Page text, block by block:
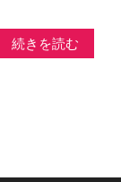
続きを読む